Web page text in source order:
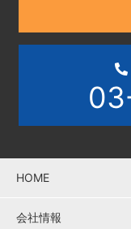
HOME
会社情報